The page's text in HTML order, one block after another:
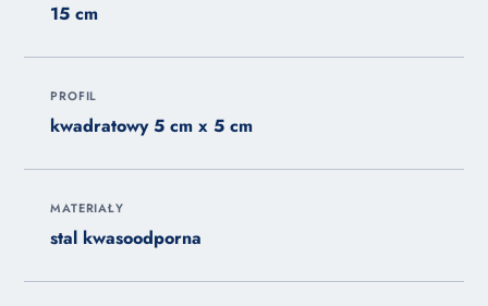
15 cm
PROFIL
kwadratowy 5 cm x 5 cm
MATERIAŁY
stal kwasoodporna